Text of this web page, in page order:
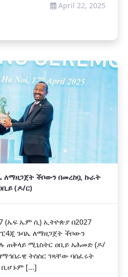
April 22, 2025
ለማዘጋጀት ችቦውን በመረከቧ ኩራት
(ዶ/ር)
(ኤፍ ኤም ሲ) ኢትዮጵያ በ2027
ጉባኤ ለማዘጋጀት ችቦውን
ጠቅላይ ሚኒስትር ዐቢይ አሕመድ (ዶ/
ትስስር ገጻቸው ባሰፈሩት
ቢሆኑም [...]